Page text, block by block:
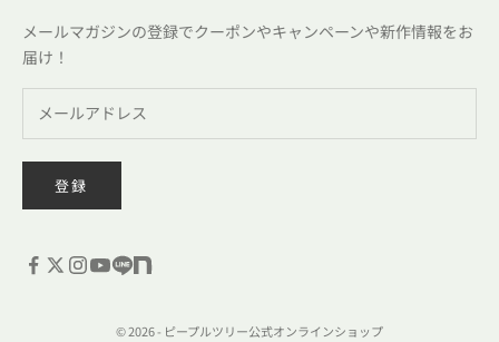
メールマガジンの登録でクーポンやキャンペーンや新作情報をお
届け！
登録
© 2026 - ピープルツリー公式オンラインショップ